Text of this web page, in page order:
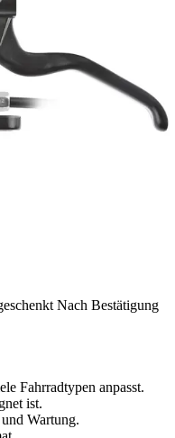
Nach Bestätigung
Fahrradtypen anpasst.
ist.
Wartung.